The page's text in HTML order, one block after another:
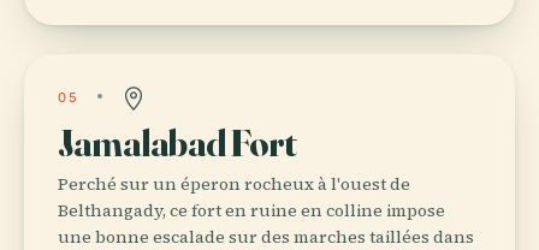
05
Jamalabad Fort
Perché sur un éperon rocheux à l'ouest de
Belthangady, ce fort en ruine en colline impose
une bonne escalade sur des marches taillées dans